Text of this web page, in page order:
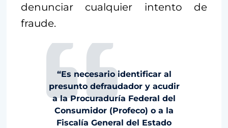
denunciar cualquier intento de
fraude.
“Es necesario identificar al
presunto defraudador y acudir
a la Procuraduría Federal del
Consumidor (Profeco) o a la
Fiscalía General del Estado